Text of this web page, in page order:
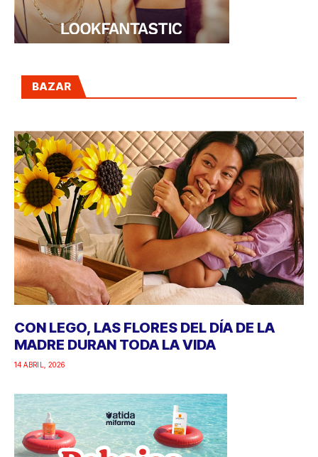
BAZAR
CON LEGO, LAS FLORES DEL DÍA DE LA
MADRE DURAN TODA LA VIDA
14 ABRIL, 2026